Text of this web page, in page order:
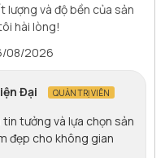
lượng và độ bền của sản
hài lòng!
08/2026
Đại QUẢN TRỊ VIÊN
tin tưởng và lựa chọn sản
đẹp cho không gian